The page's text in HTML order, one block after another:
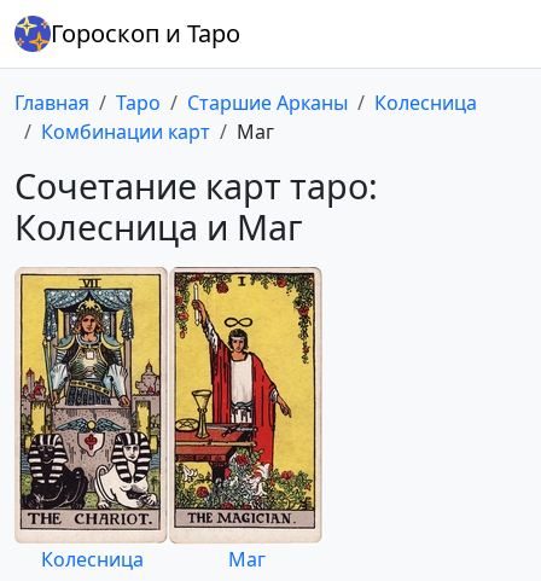
Гороскоп и Таро
Главная Таро Старшие Арканы
Колесница
Комбинации карт
Маг
Сочетание карт таро:
Колесница и Маг
Колесница Маг